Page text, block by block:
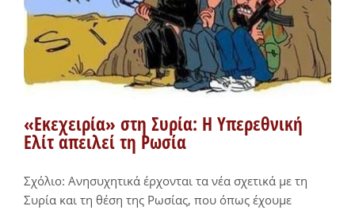
«Εκεχειρία» στη Συρία: H Υπερεθνική
Ελίτ απειλεί τη Ρωσία
Σχόλιο: Ανησυχητικά έρχονται τα νέα σχετικά με τη
Συρία και τη θέση της Ρωσίας, που όπως έχουμε